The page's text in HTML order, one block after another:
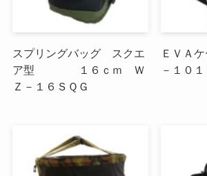
スプリングバッグ スクエ
ア型 １６ｃｍ Ｗ
Ｚ－１６ＳＱＧ
ＥＶＡ
－１０